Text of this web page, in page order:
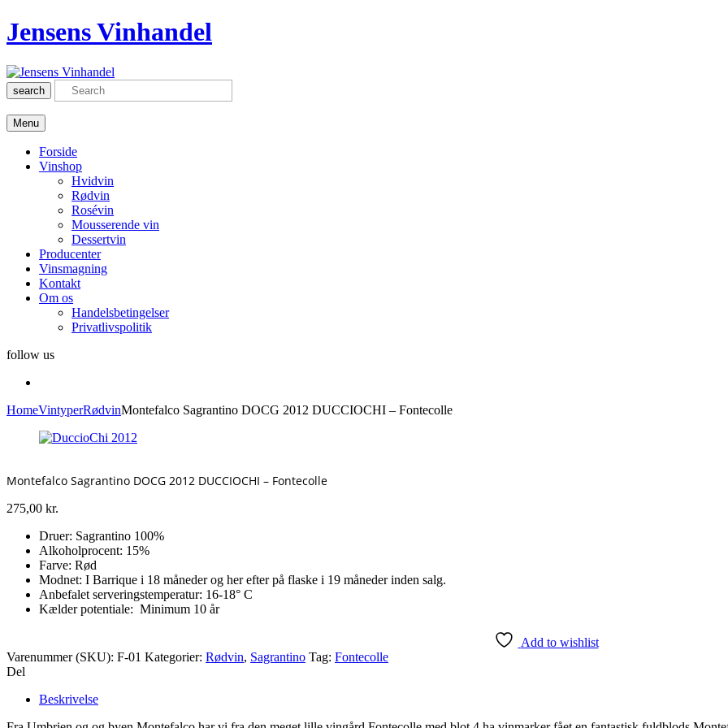
Jensens Vinhandel
search
Menu
Forside
Vinshop
Hvidvin
Rødvin
Rosévin
Mousserende vin
Dessertvin
Producenter
Vinsmagning
Kontakt
Om os
Handelsbetingelser
Privatlivspolitik
follow us
HomeVintyperRødvinMontefalco Sagrantino DOCG 2012 DUCCIOCHI – Fontecolle
Montefalco Sagrantino DOCG 2012 DUCCIOCHI – Fontecolle
275,00 kr.
Druer: Sagrantino 100%
Alkoholprocent: 15%
Farve: Rød
Modnet: I Barrique i 18 måneder og her efter på flaske i 19 måneder inden salg.
Anbefalet serveringstemperatur: 16-18° C
Kælder potentiale: Minimum 10 år
Add to wishlist
Varenummer (SKU): F-01 Kategorier: Rødvin, Sagrantino Tag: Fontecolle
Del
Beskrivelse